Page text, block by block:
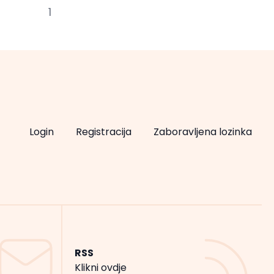
1
Login Registracija Zaboravljena lozinka
RSS
Klikni ovdje